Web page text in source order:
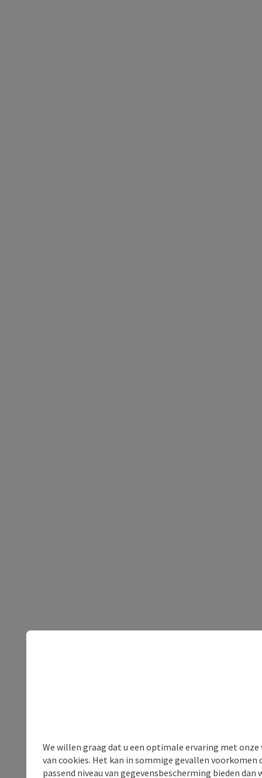
We willen graag dat u een optimale ervaring met
van cookies. Het kan in sommige gevallen voorkomen
passend niveau van gegevensbescherming bieden